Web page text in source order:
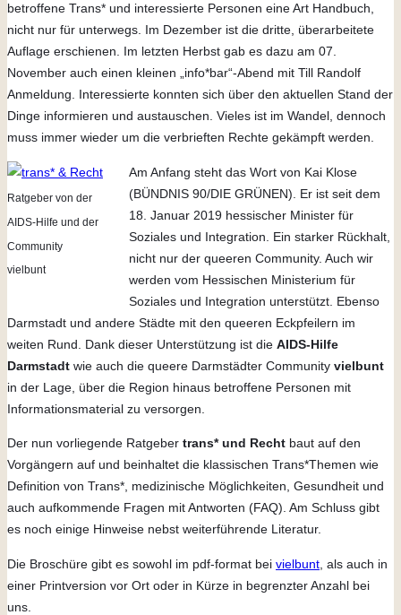
betroffene Trans* und interessierte Personen eine Art Handbuch,
nicht nur für unterwegs. Im Dezember ist die dritte, überarbeitete
Auflage erschienen. Im letzten Herbst gab es dazu am 07.
November auch einen kleinen „info*bar“-Abend mit Till Randolf
Anmeldung. Interessierte konnten sich über den aktuellen Stand der
Dinge informieren und austauschen. Vieles ist im Wandel, dennoch
muss immer wieder um die verbrieften Rechte gekämpft werden.
Ratgeber von der
AIDS-Hilfe und der
Community
vielbunt
Am Anfang steht das Wort von Kai Klose
(BÜNDNIS 90/DIE GRÜNEN). Er ist seit dem
18. Januar 2019 hessischer Minister für
Soziales und Integration. Ein starker Rückhalt,
nicht nur der queeren Community. Auch wir
werden vom Hessischen Ministerium für
Soziales und Integration unterstützt. Ebenso
Darmstadt und andere Städte mit den queeren Eckpfeilern im
weiten Rund. Dank dieser Unterstützung ist die AIDS-Hilfe
Darmstadt wie auch die queere Darmstädter Community vielbunt
in der Lage, über die Region hinaus betroffene Personen mit
Informationsmaterial zu versorgen.
Der nun vorliegende Ratgeber trans* und Recht baut auf den
Vorgängern auf und beinhaltet die klassischen Trans*Themen wie
Definition von Trans*, medizinische Möglichkeiten, Gesundheit und
auch aufkommende Fragen mit Antworten (FAQ). Am Schluss gibt
es noch einige Hinweise nebst weiterführende Literatur.
Die Broschüre gibt es sowohl im pdf-format bei vielbunt , als auch in
einer Printversion vor Ort oder in Kürze in begrenzter Anzahl bei
uns.